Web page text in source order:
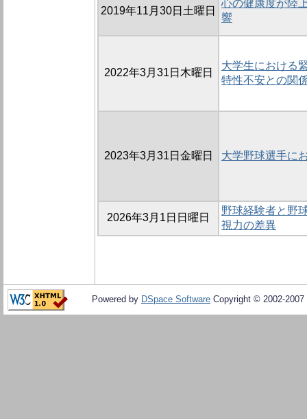
2019年11月30日土曜日
心の健康度が陸
響
2022年3月31日木曜日
大学生における
特性不安との関
2023年3月31日金曜日 大学野球選手に
2026年3月1日日曜日
野球経験者と野
視力の差異
Powered by DSpace Software Copyright © 2002-2007